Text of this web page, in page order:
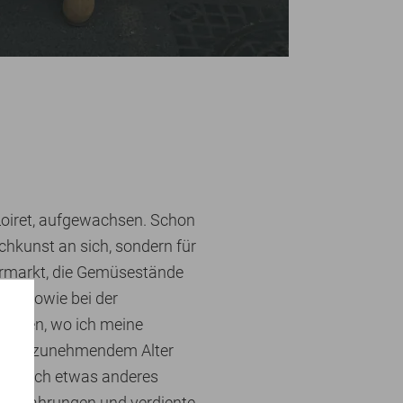
aufgewachsen. Schon
an sich, sondern für
die Gemüsestände
sowie bei der
wo ich meine
Mit zunehmendem Alter
noch etwas anderes